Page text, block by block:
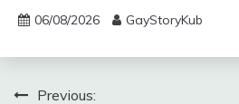
06/08/2026 GayStoryKub
Previous: